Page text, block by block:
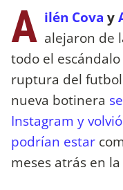
A ilén Cova y
alejaron de
todo el
ruptura del
nueva botinera
Instagram y
podrían estar
meses atrás en